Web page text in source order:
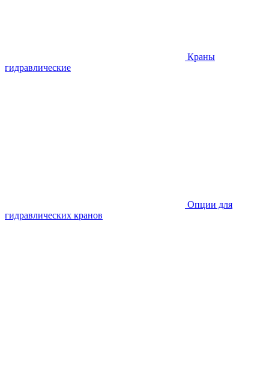
Краны
гидравлические
Опции для
гидравлических кранов